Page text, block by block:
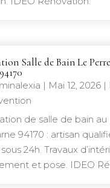
Salle de Bain Le
| Mai 12, 2026|
de salle de bain au
94170 : artisan
24h. Travaux
et pose. IDEO